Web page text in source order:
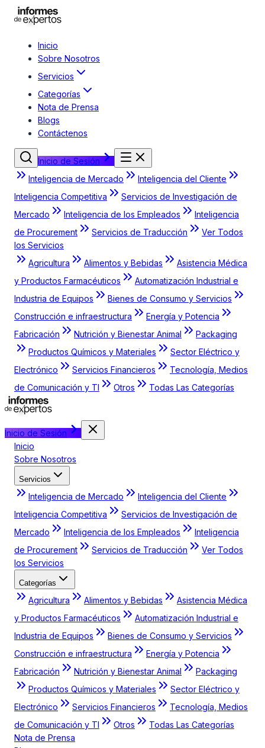
Inicio
Sobre Nosotros
Servicios
Categorías
Nota de Prensa
Blogs
Contáctenos
Inicio de Sesión
Inteligencia de Mercado
Inteligencia del Cliente
Inteligencia Competitiva
Servicios de Investigación de
Mercado
Inteligencia de los Empleados
Inteligencia
de Procurement
Servicios de Traducción
Ver Todos
los Servicios
Agricultura
Alimentos y Bebidas
Asistencia Médica
y Productos Farmacéuticos
Automatización Industrial e
Industria de Equipos
Bienes de Consumo y Servicios
Construcción e infraestructura
Energía y Potencia
Fabricación
Nutrición y Bienestar Animal
Packaging
Productos Químicos y Materiales
Sector Eléctrico y
Electrónico
Servicios Financieros
Tecnología, Medios
de Comunicación y TI
Otros Todas Las Categorías
Inicio de Sesión
Inicio
Sobre Nosotros
Servicios
Inteligencia de Mercado
Inteligencia del Cliente
Inteligencia Competitiva
Servicios de Investigación de
Mercado
Inteligencia de los Empleados
Inteligencia
de Procurement
Servicios de Traducción
Ver Todos
los Servicios
Categorías
Agricultura Alimentos y Bebidas
Asistencia Médica
y Productos Farmacéuticos
Automatización Industrial e
Industria de Equipos
Bienes de Consumo y Servicios
Construcción e infraestructura
Energía y Potencia
Fabricación
Nutrición y Bienestar Animal
Packaging
Productos Químicos y Materiales
Sector Eléctrico y
Electrónico
Servicios Financieros
Tecnología, Medios
de Comunicación y TI
Otros
Todas Las Categorías
Nota de Prensa